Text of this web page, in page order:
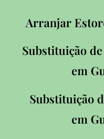
Arranjar
Substituição
em
Substituição
em